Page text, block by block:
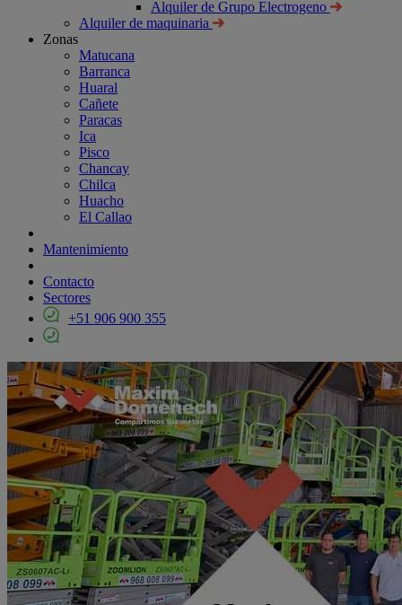
Alquiler de Grupo Electrogeno
Alquiler de maquinaria
Zonas
Matucana
Barranca
Huaral
Cañete
Paracas
Ica
Pisco
Chancay
Chilca
Huacho
El Callao
Mantenimiento
Contacto
Sectores
+51 906 900 355